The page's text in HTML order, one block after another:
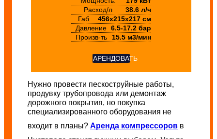
Расход/л
38.6 л/ч
Габ.
456х215х217 см
Давление 6.5-17.2 бар
Произв-ть
15.5 м3/мин
АРЕНДОВАТЬ
Нужно провести пескоструйные работы,
продувку трубопровода или демонтаж
дорожного покрытия, но покупка
специализированного оборудования не
входит в планы? Аренда компрессоров в